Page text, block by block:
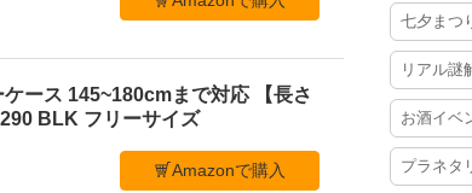
ース 145~180cmまで対応 【長さ
BLK フリーサイズ
Amazonで購入
七夕まつ
リアル謎
お酒イベ
プラネタ